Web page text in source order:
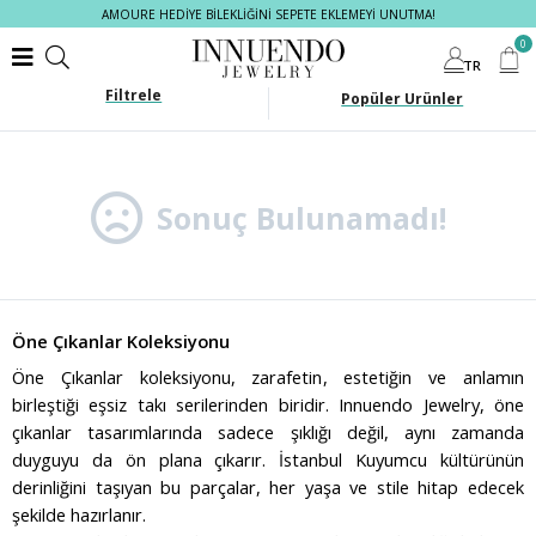
AMOURE HEDİYE BİLEKLİĞİNİ SEPETE EKLEMEYİ UNUTMA!
TR
0
Filtrele
Sonuç Bulunamadı!
Öne Çıkanlar Koleksiyonu
Öne Çıkanlar koleksiyonu, zarafetin, estetiğin ve anlamın
birleştiği eşsiz takı serilerinden biridir. Innuendo Jewelry, öne
çıkanlar tasarımlarında sadece şıklığı değil, aynı zamanda
duyguyu da ön plana çıkarır. İstanbul Kuyumcu kültürünün
derinliğini taşıyan bu parçalar, her yaşa ve stile hitap edecek
şekilde hazırlanır.